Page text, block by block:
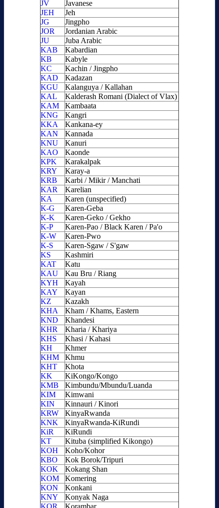
JV
Javanese
JEH
Jeh
JG
Jingpho
JOR
Jordanian Arabic
JU
Juba Arabic
KAB
Kabardian
KB
Kabyle
KC
Kachin / Jingpho
KAD
Kadazan
KGU
Kalanguya / Kallahan
KAL
Kalderash Romani (Dialect of Vlax)
KAM
Kambaata
KNG
Kangri
KKA
Kankana-ey
KAN
Kannada
KNU
Kanuri
KAO
Kaonde
KPK
Karakalpak
KRY
Karay-a
KRB
Karbi / Mikir / Manchati
KAR
Karelian
KA
Karen (unspecified)
K-G
Karen-Geba
K-K
Karen-Geko / Gekho
K-P
Karen-Pao / Black Karen / Pa'o
K-W
Karen-Pwo
K-S
Karen-Sgaw / S'gaw
KS
Kashmiri
KAT
Katu
KAU
Kau Bru / Riang
KYH
Kayah
KAY
Kayan
KZ
Kazakh
KHA
Kham / Khams, Eastern
KND
Khandesi
KHR
Kharia / Khariya
KHS
Khasi / Kahasi
KH
Khmer
KHM
Khmu
KHT
Khota
KK
KiKongo/Kongo
KMB
Kimbundu/Mbundu/Luanda
KIM
Kimwani
KIN
Kinnauri / Kinori
KRW
KinyaRwanda
KNK
KinyaRwanda-KiRundi
KiR
KiRundi
KT
Kituba (simplified Kikongo)
KOH
Koho/Kohor
KBO
Kok Borok/Tripuri
KOK
Kokang Shan
KOM
Komering
KON
Konkani
KNY
Konyak Naga